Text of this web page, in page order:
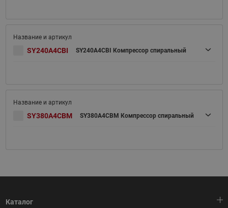
SY240A4CBI SY240A4CBI Компрессор спиральный
SY380A4CBM SY380A4CBM Компрессор спиральный
Каталог